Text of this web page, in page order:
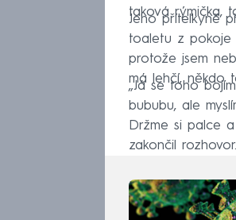
taková rýmička,
Jeho přítelkyně
toaletu z pokoje
protože jsem
má lehčí, někdo
„Já se toho
bububu, ale
Držme si palce
zakončil rozhovor.